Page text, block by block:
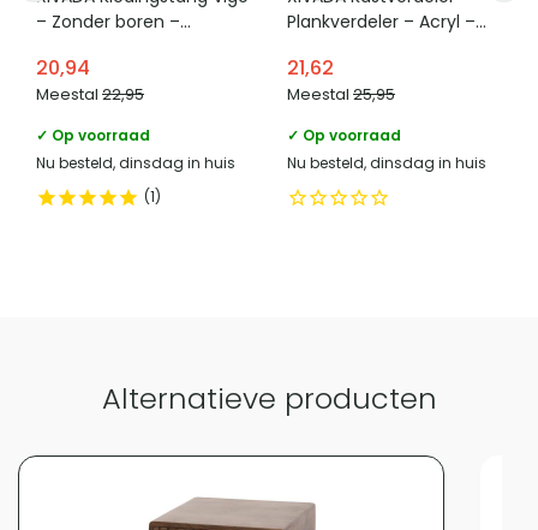
Vergelijk met alternatieven
– Zonder boren –
20,94
Meestal 22,95
✓ Op voorraad
Nu besteld, dinsdag in huis
1
Plankverdeler – Acryl –
21,62
Meestal 25,95
✓ Op voorraad
Nu besteld, dinsdag in huis
Alternatieve producten